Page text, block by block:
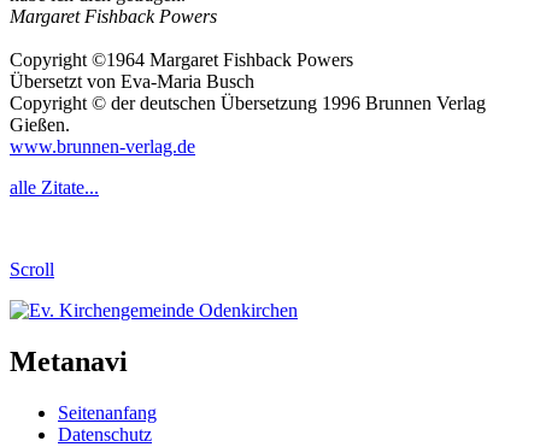
Margaret Fishback Powers
Copyright ©1964 Margaret Fishback Powers
Übersetzt von Eva-Maria Busch
Copyright © der deutschen Übersetzung 1996 Brunnen Verlag
Gießen.
www.brunnen-verlag.de
alle Zitate...
Scroll
Metanavi
Seitenanfang
Datenschutz